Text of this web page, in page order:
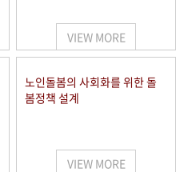
VIEW MORE
노인돌봄의 사회화를 위한 돌
봄정책 설계
VIEW MORE